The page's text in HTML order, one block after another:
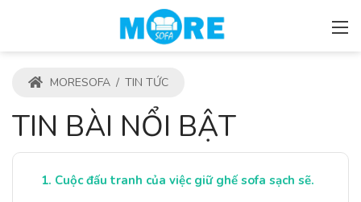
MORESOFA / TIN TỨC
TIN BÀI NỔI BẬT
Cuộc đấu tranh của việc giữ ghế sofa sạch sẽ.